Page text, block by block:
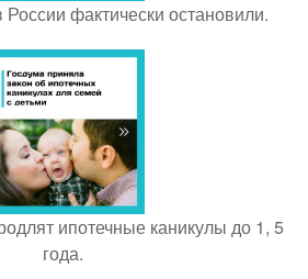
фактически остановили.
ипотечные каникулы до 1, 5
года.